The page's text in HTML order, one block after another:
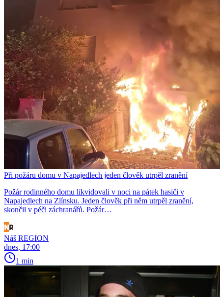
Při požáru domu v Napajedlech jeden člověk utrpěl zranění
Požár rodinného domu likvidovali v noci na pátek hasiči v
Napajedlech na Zlínsku. Jeden člověk při něm utrpěl zranění,
skončil v péči záchranářů. Požár…
Náš REGION
dnes, 17:00
1 min